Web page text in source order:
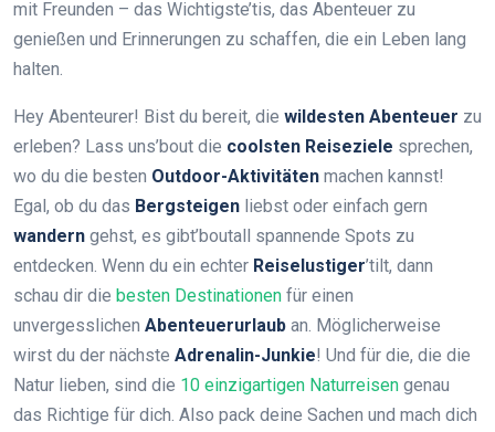
mit Freunden – das Wichtigste’tis, das Abenteuer zu
genießen und Erinnerungen zu schaffen, die ein Leben lang
halten.
Hey Abenteurer! Bist du bereit, die wildesten Abenteuer zu
erleben? Lass uns’bout die coolsten Reiseziele sprechen,
wo du die besten Outdoor-Aktivitäten machen kannst!
Egal, ob du das Bergsteigen liebst oder einfach gern
wandern gehst, es gibt’boutall spannende Spots zu
entdecken. Wenn du ein echter Reiselustiger’tilt, dann
schau dir die besten Destinationen für einen
unvergesslichen Abenteuerurlaub an. Möglicherweise
wirst du der nächste Adrenalin-Junkie! Und für die, die die
Natur lieben, sind die 10 einzigartigen Naturreisen genau
das Richtige für dich. Also pack deine Sachen und mach dich